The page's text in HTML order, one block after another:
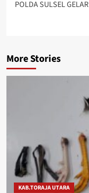
POLDA SULSEL
More Stories
KAB.TORAJA UTARA